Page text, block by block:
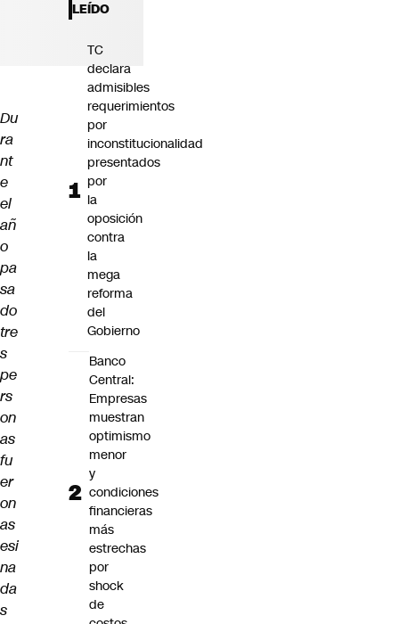
Du
ra
nt
e
el
añ
o
pa
sa
do
tre
s
pe
rs
on
as
fu
er
on
as
esi
na
da
s
LEÍDO
TC
declara
admisibles
requerimientos
por
inconstitucionalidad
presentados
por
la
oposición
contra
la
mega
reforma
del
Gobierno
Banco
Central:
Empresas
muestran
optimismo
menor
y
condiciones
financieras
más
estrechas
por
shock
de